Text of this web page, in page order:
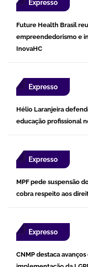
Expresso
Future Health Brasil
empreendedorismo e
InovaHC
Expresso
Hélio Laranjeira
educação profissional
Expresso
MPF pede suspensão
cobra respeito aos
Expresso
CNMP destaca